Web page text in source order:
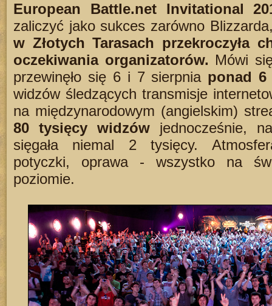
European Battle.net Invitational
zaliczyć jako sukces zarówno
w Złotych Tarasach przekroczyła
oczekiwania organizatorów. Mówi
przewinęło się 6 i 7 sierpnia ponad
widzów śledzących transmisje
na międzynarodowym (angielskim)
80 tysięcy widzów jednocześnie,
sięgała niemal 2 tysięcy.
potyczki, oprawa - wszystko na
poziomie.